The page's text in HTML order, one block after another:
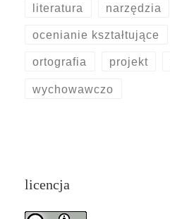
literatura narzędzia
ocenianie kształtujące
ortografia projekt
wychowawczo
licencja